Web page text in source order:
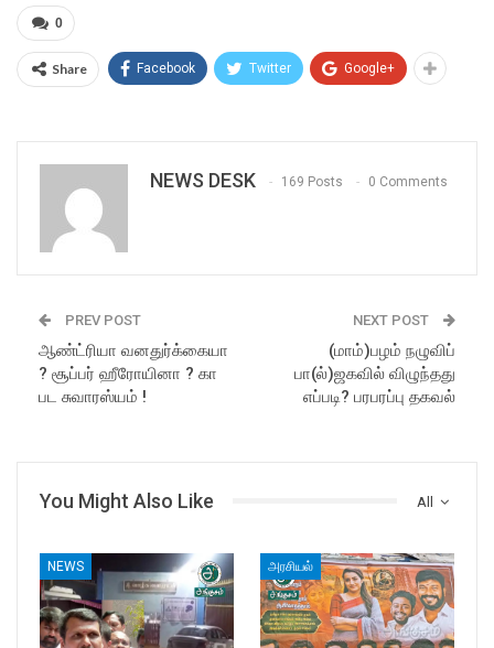
0
Share Facebook Twitter Google+
NEWS DESK 169 Posts 0 Comments
PREV POST
ஆண்ட்ரியா வனதுர்க்கையா
? சூப்பர் ஹீரோயினா ? கா
பட சுவாரஸ்யம் !
NEXT POST
(மாம்)பழம் நழுவிப்
பா(ல்)ஜகவில் விழுந்தது
எப்படி? பரபரப்பு தகவல்
All
You Might Also Like
NEWS அரசியல்